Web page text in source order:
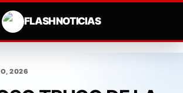
FLASH NOTICIAS
2026